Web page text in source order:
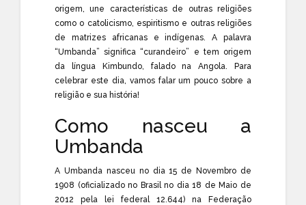
origem, une características de outras religiões
como o catolicismo, espiritismo e outras religiões
de matrizes africanas e indígenas. A palavra
“Umbanda” significa “curandeiro” e tem origem
da língua Kimbundo, falado na Angola. Para
celebrar este dia, vamos falar um pouco sobre a
religião e sua história!
Como nasceu a
Umbanda
A Umbanda nasceu no dia 15 de Novembro de
1908 (oficializado no Brasil no dia 18 de Maio de
2012 pela lei federal 12.644) na Federação